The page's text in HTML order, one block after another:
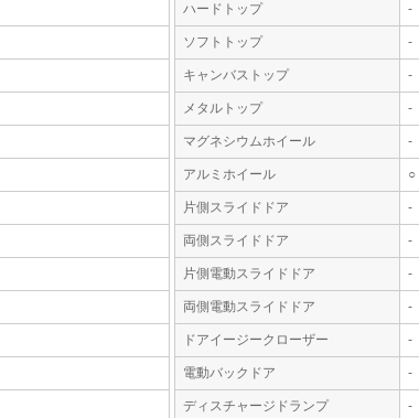
ハードトップ -
ソフトトップ -
キャンバストップ -
メタルトップ -
マグネシウムホイール -
アルミホイール ○
片側スライドドア -
両側スライドドア -
片側電動スライドドア -
両側電動スライドドア -
ドアイージークローザー -
電動バックドア -
ディスチャージドランプ -